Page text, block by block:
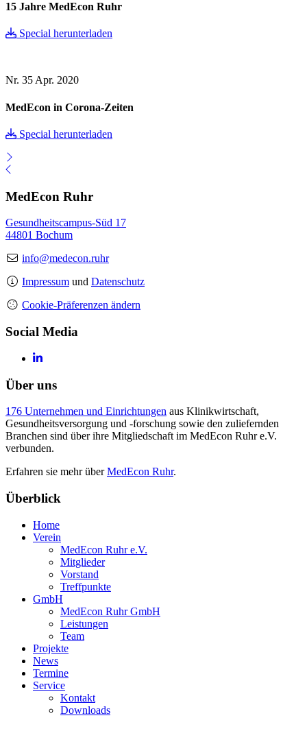
15 Jahre MedEcon Ruhr
Special herunterladen
Nr. 35Apr. 2020
MedEcon in Corona-Zeiten
Special herunterladen
MedEcon Ruhr
Gesundheitscampus-Süd 17
44801 Bochum
info@medecon.ruhr
Impressum und Datenschutz
Cookie-Präferenzen ändern
Social Media
Über uns
176 Unternehmen und Einrichtungen aus Klinikwirtschaft,
Gesundheitsversorgung und -forschung sowie den zuliefernden
Branchen sind über ihre Mitgliedschaft im MedEcon Ruhr e.V.
verbunden.
Erfahren sie mehr überMedEcon Ruhr.
Überblick
Home
Verein
MedEcon Ruhr e.V.
Mitglieder
Vorstand
Treffpunkte
GmbH
MedEcon Ruhr GmbH
Leistungen
Team
Projekte
News
Termine
Service
Kontakt
Downloads